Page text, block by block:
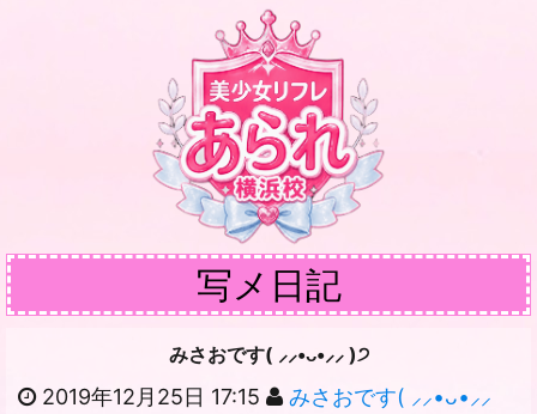
写メ日記
みさおです( ⸝⸝•ᴗ•⸝⸝ )੭
2019年12月25日 17:15
みさおです( ⸝⸝•ᴗ•⸝⸝